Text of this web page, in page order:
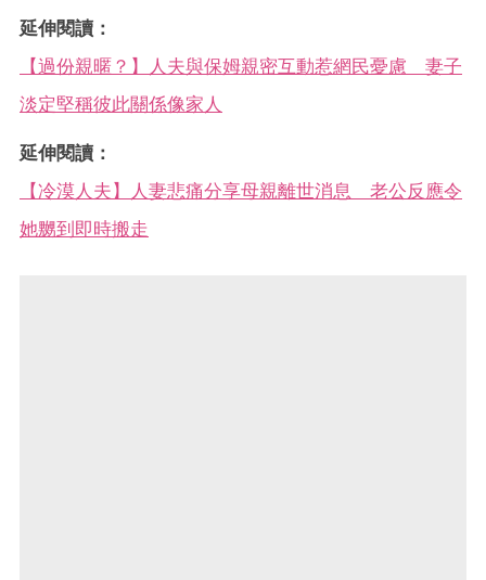
延伸閱讀：
【過份親暱？】人夫與保姆親密互動惹網民憂慮 妻子
淡定堅稱彼此關係像家人
延伸閱讀：
【冷漠人夫】人妻悲痛分享母親離世消息 老公反應令
她嬲到即時搬走